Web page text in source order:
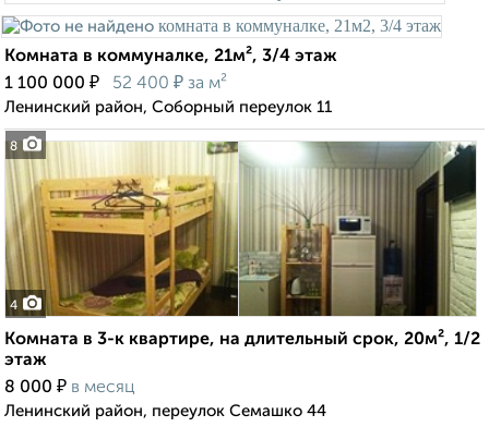
8
Комната в коммуналке, 21м², 3/4 этаж
1 100 000 ₽ 52 400 ₽ за м²
Ленинский район, Соборный переулок 11
4
Комната в 3-к квартире, на длительный срок, 20м², 1/2
этаж
8 000 ₽ в месяц
Ленинский район, переулок Семашко 44